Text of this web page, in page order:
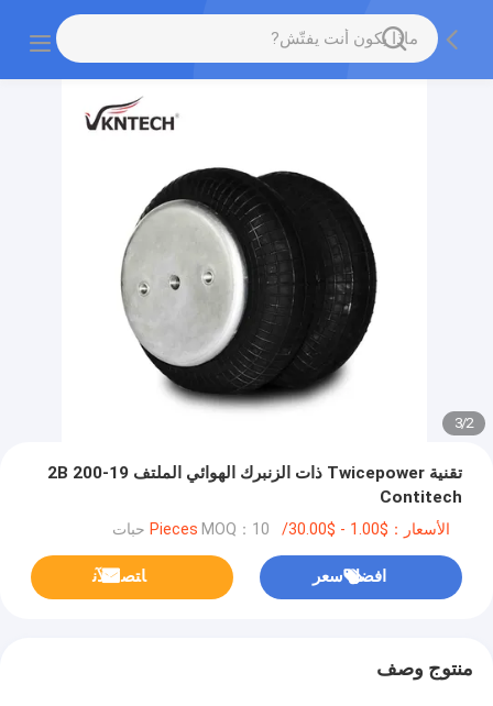
2
/
3
تقنية Twicepower ذات الزنبرك الهوائي الملتف 2B 200-19
Contitech
الأسعار：$1.00 - $30.00/Pieces MOQ：10 حبات
افضل سعر ﺎﺘﺼﻟ ﺍﻶﻧ
منتوج وصف